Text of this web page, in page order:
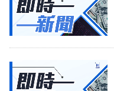
場
生
時